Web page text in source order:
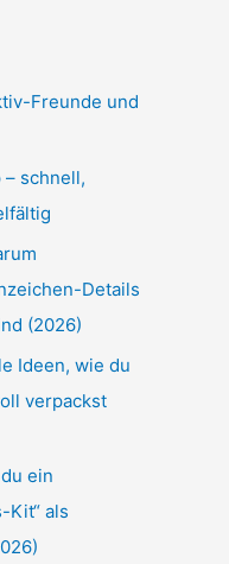
Freunde und
– schnell,
Details
(2026)
Ideen, wie du
verpackst
ein
Kit“ als